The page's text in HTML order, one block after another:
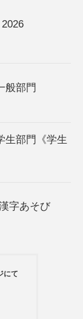
般部門
生部門《学生
字あそび
にて